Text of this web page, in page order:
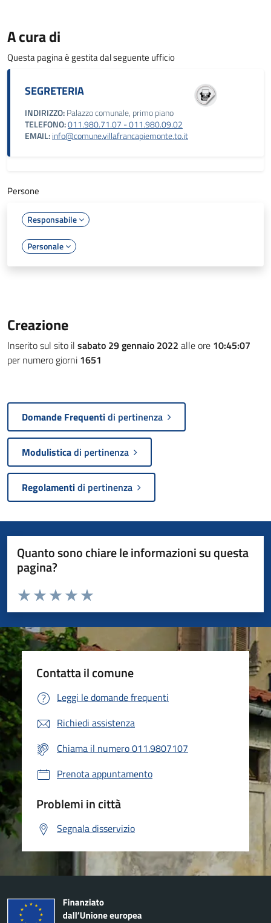
A cura di
Questa pagina è gestita dal seguente ufficio
SEGRETERIA
INDIRIZZO:Palazzo comunale, primo piano
TELEFONO:011.980.71.07 - 011.980.09.02
EMAIL:info@comune.villafrancapiemonte.to.it
Persone
Responsabile
Personale
Creazione
Inserito sul sito il sabato 29 gennaio 2022 alle ore 10:45:07
per numero giorni 1651
Domande Frequentidi pertinenza
Modulisticadi pertinenza
Regolamentidi pertinenza
Quanto sono chiare le informazioni su questa
pagina?
Valuta da 1 a 5 stelle la pagina
Valuta 5 stelle su 5
Valuta 4 stelle su 5
Valuta 3 stelle su 5
Valuta 2 stelle su 5
Valuta 1 stelle su 5
Contatta il comune
Leggi le domande frequenti
Richiedi assistenza
Chiama il numero 011.9807107
Prenota appuntamento
Problemi in città
Segnala disservizio